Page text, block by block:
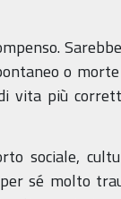
o
vita più
sociale,
sé molto